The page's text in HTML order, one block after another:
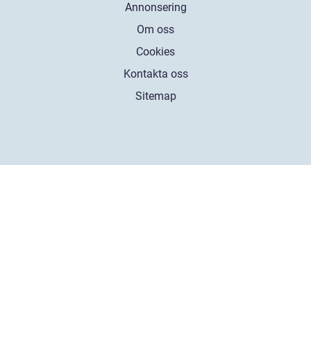
Annonsering
Om oss
Cookies
Kontakta oss
Sitemap